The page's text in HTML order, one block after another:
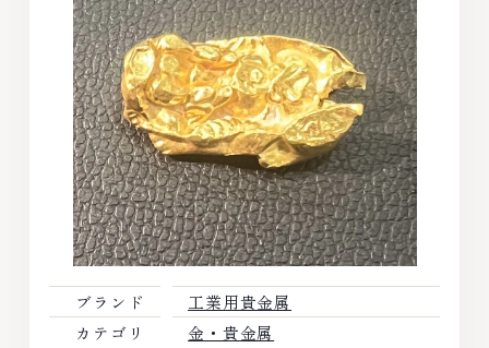
ブランド
工業用貴金属
カテゴリ
金・貴金属